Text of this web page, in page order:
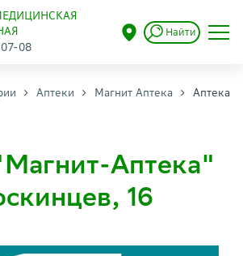
08
Найти
Аптеки Магнит Аптека
Аптека
Аптека"
16